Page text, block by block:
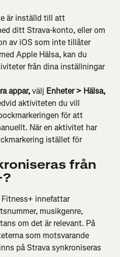
är inställd till att
ditt Strava-konto, eller om
av iOS som inte tillåter
Apple Hälsa, kan du
från dina inställningar
appar, välj Enheter > Hälsa,
aktiviteten du vill
för att
När en aktivitet har
istället för
från
innefattar
musikgenre,
om det är relevant. På
som motsvarande
på Strava synkroniseras